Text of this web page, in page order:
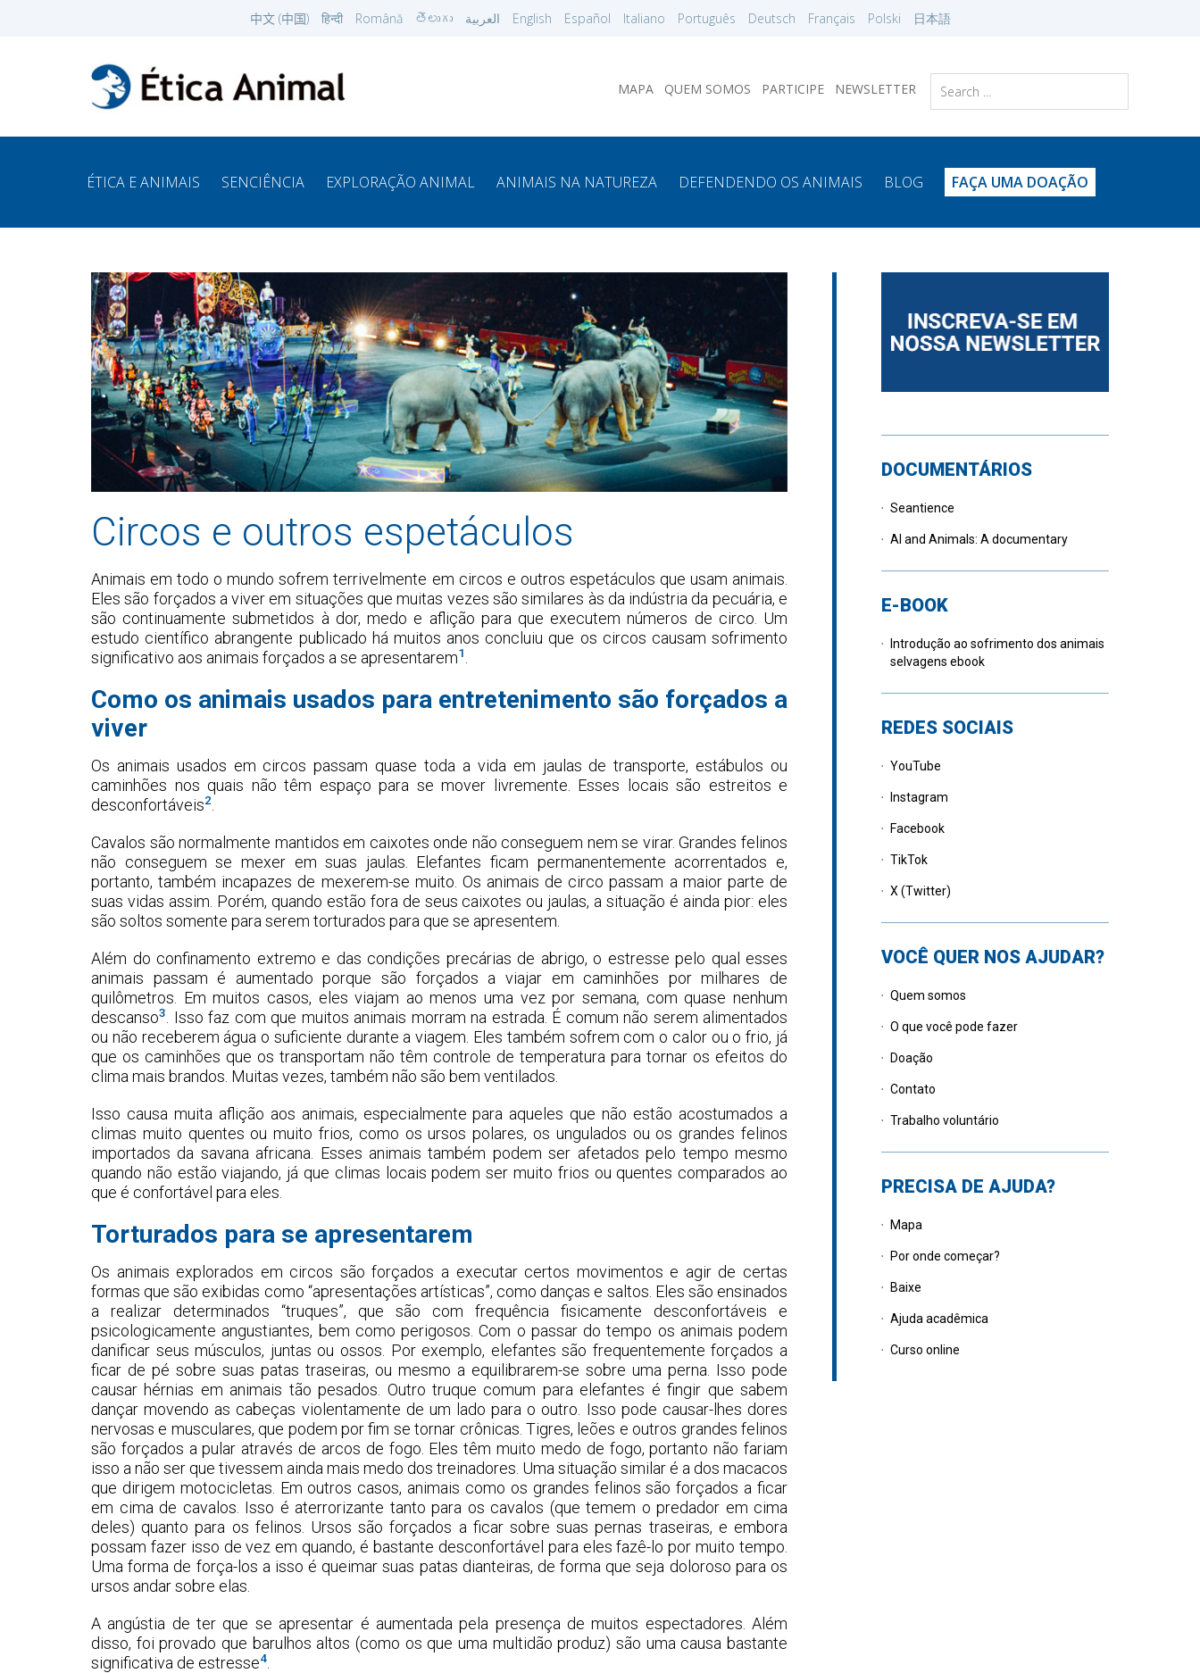
中文 (中国) हिन्दी Română తెలుగు العربية English Español Italiano Português Deutsch Français Polski 日本語
MAPA QUEM SOMOS PARTICIPE NEWSLETTER
ÉTICA E ANIMAIS SENCIÊNCIA EXPLORAÇÃO ANIMAL ANIMAIS NA NATUREZA DEFENDENDO OS ANIMAIS BLOG FAÇA UMA DOAÇÃO
Circos e outros espetáculos
Animais em todo o mundo sofrem terrivelmente em circos e outros espetáculos que usam animais.
Eles são forçados a viver em situações que muitas vezes são similares às da indústria da pecuária, e
são continuamente submetidos à dor, medo e aflição para que executem números de circo. Um
estudo científico abrangente publicado há muitos anos concluiu que os circos causam sofrimento
significativo aos animais forçados a se apresentarem1
Como os animais usados para entretenimento são forçados a
viver
Os animais usados em circos passam quase toda a vida em jaulas de transporte, estábulos ou
caminhões nos quais não têm espaço para se mover livremente. Esses locais são estreitos e
desconfortáveis2
Cavalos são normalmente mantidos em caixotes onde não conseguem nem se virar. Grandes felinos
não conseguem se mexer em suas jaulas. Elefantes ficam permanentemente acorrentados e,
portanto, também incapazes de mexerem-se muito. Os animais de circo passam a maior parte de
suas vidas assim. Porém, quando estão fora de seus caixotes ou jaulas, a situação é ainda pior: eles
são soltos somente para serem torturados para que se apresentem.
Além do confinamento extremo e das condições precárias de abrigo, o estresse pelo qual esses
animais passam é aumentado porque são forçados a viajar em caminhões por milhares de
quilômetros. Em muitos casos, eles viajam ao menos uma vez por semana, com quase nenhum
descanso3
. Isso faz com que muitos animais morram na estrada. É comum não serem alimentados
ou não receberem água o suficiente durante a viagem. Eles também sofrem com o calor ou o frio, já
que os caminhões que os transportam não têm controle de temperatura para tornar os efeitos do
clima mais brandos. Muitas vezes, também não são bem ventilados.
Isso causa muita aflição aos animais, especialmente para aqueles que não estão acostumados a
climas muito quentes ou muito frios, como os ursos polares, os ungulados ou os grandes felinos
importados da savana africana. Esses animais também podem ser afetados pelo tempo mesmo
quando não estão viajando, já que climas locais podem ser muito frios ou quentes comparados ao
que é confortável para eles.
Torturados para se apresentarem
Os animais explorados em circos são forçados a executar certos movimentos e agir de certas
formas que são exibidas como “apresentações artísticas”, como danças e saltos. Eles são ensinados
a realizar determinados “truques”, que são com frequência fisicamente desconfortáveis e
psicologicamente angustiantes, bem como perigosos. Com o passar do tempo os animais podem
danificar seus músculos, juntas ou ossos. Por exemplo, elefantes são frequentemente forçados a
ficar de pé sobre suas patas traseiras, ou mesmo a equilibrarem-se sobre uma perna. Isso pode
causar hérnias em animais tão pesados. Outro truque comum para elefantes é fingir que sabem
dançar movendo as cabeças violentamente de um lado para o outro. Isso pode causar-lhes dores
nervosas e musculares, que podem por fim se tornar crônicas. Tigres, leões e outros grandes felinos
são forçados a pular através de arcos de fogo. Eles têm muito medo de fogo, portanto não fariam
isso a não ser que tivessem ainda mais medo dos treinadores. Uma situação similar é a dos macacos
que dirigem motocicletas. Em outros casos, animais como os grandes felinos são forçados a ficar
em cima de cavalos. Isso é aterrorizante tanto para os cavalos (que temem o predador em cima
deles) quanto para os felinos. Ursos são forçados a ficar sobre suas pernas traseiras, e embora
possam fazer isso de vez em quando, é bastante desconfortável para eles fazê-lo por muito tempo.
Uma forma de força-los a isso é queimar suas patas dianteiras, de forma que seja doloroso para os
ursos andar sobre elas.
A angústia de ter que se apresentar é aumentada pela presença de muitos espectadores. Além
disso, foi provado que barulhos altos (como os que uma multidão produz) são uma causa bastante
significativa de estresse4
DOCUMENTÁRIOS
Seantience
AI and Animals: A documentary
E-BOOK
Introdução ao sofrimento dos animais
selvagens ebook
REDES SOCIAIS
YouTube
Instagram
Facebook
TikTok
X (Twitter)
VOCÊ QUER NOS AJUDAR?
Quem somos
O que você pode fazer
Doação
Contato
Trabalho voluntário
PRECISA DE AJUDA?
Mapa
Por onde começar?
Baixe
Ajuda acadêmica
Curso online